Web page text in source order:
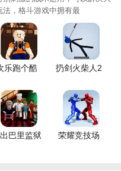
，格斗游戏中拥有最
乐跑个酷 扔剑火柴人2
巴里监狱 荣耀竞技场